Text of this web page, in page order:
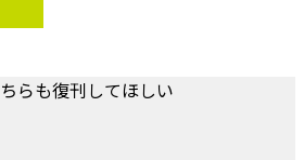
らも復刊してほしい